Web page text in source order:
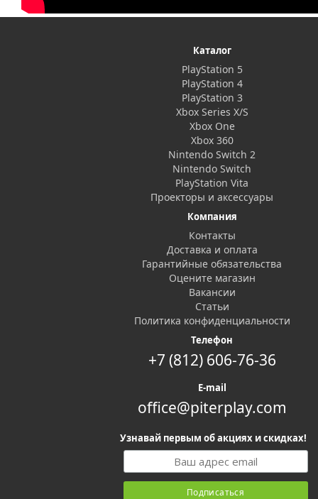
Каталог
PlayStation 5
PlayStation 4
PlayStation 3
Xbox Series X/S
Xbox One
Xbox 360
Nintendo Switch 2
Nintendo Switch
PlayStation Vita
Проекторы и аксессуары
Компания
Контакты
Доставка и оплата
Гарантийные обязательства
Оцените магазин
Вакансии
Статьи
Политика конфиденциальности
Телефон
+7 (812) 606-76-36
E-mail
office@piterplay.com
Узнавай первым об акциях и скидках!